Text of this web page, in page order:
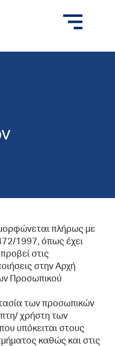
πλήρως με
1997, όπως έχει
στις
στην Αρχή
Προσωπικού
των προσωπικών
χρήστη των
υπόκειται στους
καθώς και στις